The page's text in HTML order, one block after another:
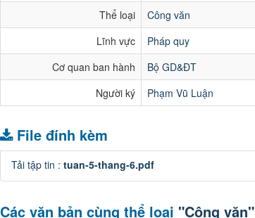
Thể loại
Công văn
Lĩnh vực
Pháp quy
Cơ quan ban hành
Bộ GD&ĐT
Người ký
Phạm Vũ Luận
File đính kèm
Tải tập tin : tuan-5-thang-6.pdf
Các văn bản cùng thể loại "Công văn"